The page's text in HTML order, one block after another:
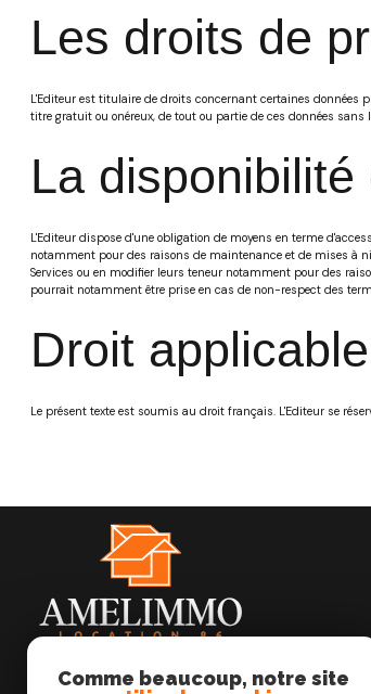
Les droits de
L'Editeur est titulaire de droits concernant certaines données
titre gratuit ou onéreux, de tout ou partie de ces données
La
L'Editeur dispose d'une obligation de moyens en terme
notamment pour des raisons de maintenance et de mises à
Services ou en modifier leurs teneur notamment pour des
pourrait notamment être prise en cas de non-respect des
Droit applicable
Le présent texte est soumis au droit français. L'Editeur se
Comme beaucoup, notre site